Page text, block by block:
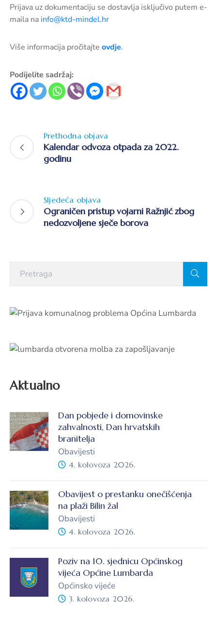
Prijava uz dokumentaciju se dostavlja isključivo putem e-
maila na info@ktd-mindel.hr
Više informacija pročitajte ovdje.
Podijelite sadržaj:
Prethodna objava
Kalendar odvoza otpada za 2022.
godinu
Sljedeća objava
Ograničen pristup vojarni Ražnjić zbog
nedozvoljene sječe borova
Aktualno
Dan pobjede i domovinske
zahvalnosti, Dan hrvatskih
branitelja
Obavijesti
4. kolovoza 2026.
Obavijest o prestanku onečišćenja
na plaži Bilin žal
Obavijesti
4. kolovoza 2026.
Poziv na 10. sjednicu Općinskog
vijeća Općine Lumbarda
Općinsko vijeće
3. kolovoza 2026.